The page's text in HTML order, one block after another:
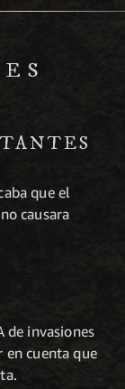
que el
causara
de invasiones
en cuenta que